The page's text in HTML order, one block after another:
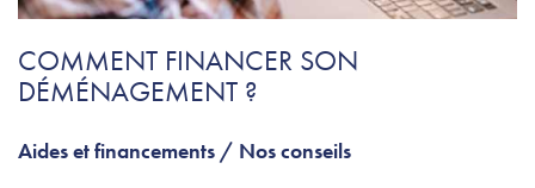
COMMENT FINANCER SON
DÉMÉNAGEMENT ?
Aides et financements / Nos conseils